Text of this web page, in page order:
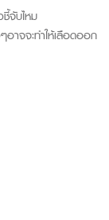
จับไหม
าจจะทำให้เลือดออก